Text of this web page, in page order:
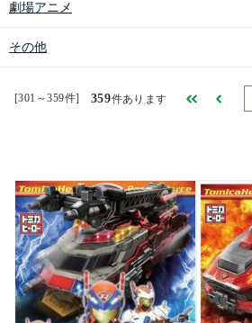
劇場アニメ
その他
[301～359件] 359件あります